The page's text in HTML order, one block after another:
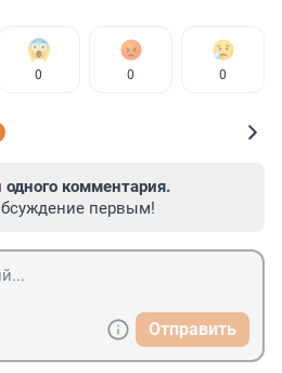
0 0 0
одного комментария.
первым!
Отправить